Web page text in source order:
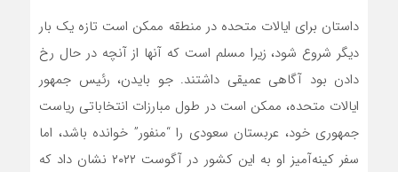
داستان برای ایالات متحده در منطقه ممکن است تازه یک بار
دیگر شروع شود، زیرا مسلم است که آنها از آنچه در حال رخ
دادن بود آگاهی عمیقی داشتند. جو بایدن، رئیس جمهور
ایالات متحده، ممکن است در طول مبارزات انتخاباتی ریاست
جمهوری خود، عربستان سعودی را “منفور” خوانده باشد، اما
سفر کینه‌آمیز او به این کشور در آگوست ۲۰۲۲ نشان داد که